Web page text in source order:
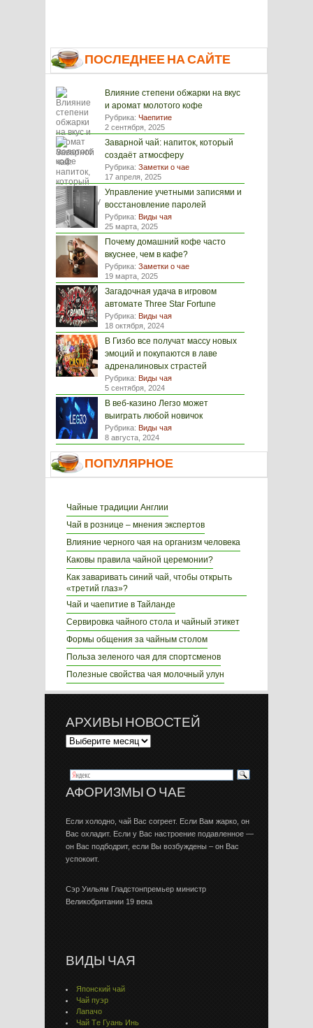
ПОСЛЕДНЕЕ НА САЙТЕ
Влияние степени обжарки на вкус
и аромат молотого кофе
Рубрика: Чаепитие
2 сентября, 2025
Заварной чай: напиток, который
создаёт атмосферу
Рубрика: Заметки о чае
17 апреля, 2025
Управление учетными записями и
восстановление паролей
Рубрика: Виды чая
25 марта, 2025
Почему домашний кофе часто
вкуснее, чем в кафе?
Рубрика: Заметки о чае
19 марта, 2025
Загадочная удача в игровом
автомате Three Star Fortune
Рубрика: Виды чая
18 октября, 2024
В Гизбо все получат массу новых
эмоций и покупаются в лаве
адреналиновых страстей
Рубрика: Виды чая
5 сентября, 2024
В веб-казино Легзо может
выиграть любой новичок
Рубрика: Виды чая
8 августа, 2024
ПОПУЛЯРНОЕ
Чайные традиции Англии
Чай в рознице – мнения экспертов
Влияние черного чая на организм человека
Каковы правила чайной церемонии?
Как заваривать синий чай, чтобы открыть
«третий глаз»?
Чай и чаепитие в Тайланде
Cервировка чайного стола и чайный этикет
Формы общения за чайным столом
Польза зеленого чая для спортсменов
Полезные свойства чая молочный улун
АРХИВЫ НОВОСТЕЙ
АФОРИЗМЫ О ЧАЕ
Если холодно, чай Вас согреет. Если Вам жарко, он
Вас охладит. Если у Вас настроение подавленное —
он Вас подбодрит, если Вы возбуждены – он Вас
успокоит.
Сэр Уильям Гладстонпремьер министр
Великобритании 19 века
ВИДЫ ЧАЯ
Японский чай
Чай пуэр
Лапачо
Чай Тe Гуaнь Инь